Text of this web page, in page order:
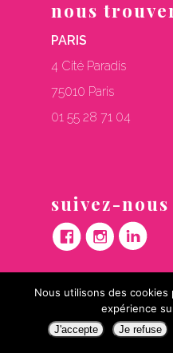
nous
PARIS
4 Cité Paradis
75010 Paris
01 55 28 71 04
suivez-nous
mentions légales
© Facett 2017 filiale du
Nous utilisons des cookies
expérience
J'accepte Je refuse